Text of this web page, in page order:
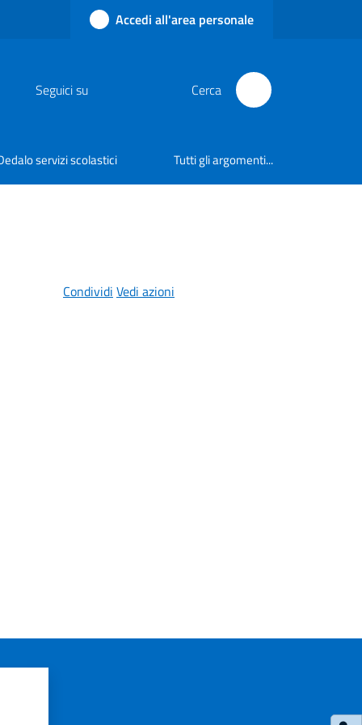
Accedi all'area personale
Seguici su Cerca
servizi scolastici Tutti gli argomenti...
Condividi Vedi azioni